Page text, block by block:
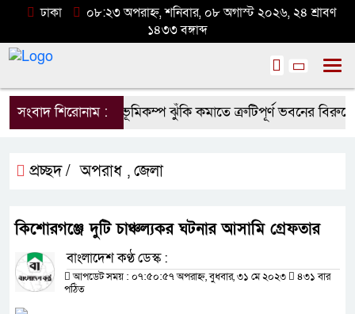
ঢাকা
০৮:২৩ অপরাহ্ন, শনিবার, ০৮ অগাস্ট ২০২৬, ২৪ শ্রাবণ
১৪৩৩ বঙ্গাব্দ
সংবাদ শিরোনাম :ভূমিকম্প ঝুঁকি কমাতে ত্রুটিপূর্ণ ভবনের বিরুদ্ধে
প্রচ্ছদ / অপরাধ , জেলা
কিশোরগঞ্জে দুটি চাঞ্চল্যকর ঘটনার আসামি গ্রেফতার
বাংলাদেশ কণ্ঠ ডেস্ক :
আপডেট সময় : ০৭:৫০:৫৭ অপরাহ্ন, বুধবার, ৩১ মে ২০২৩
৪৩১ বার
পঠিত